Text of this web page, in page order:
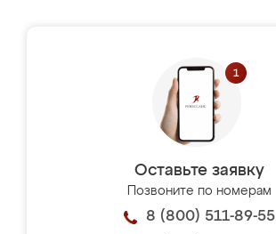
Оставьте заявку
Позвоните по номерам
8 (800) 511-89-55